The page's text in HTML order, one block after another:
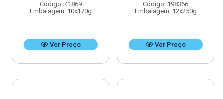
Código: 41869
Embalagem: 10x170g
Ver Preço
Código: 198366
Embalagem: 12x250g
Ver Preço